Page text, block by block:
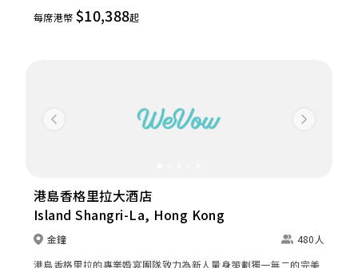
每席港幣 $10,388起
Previous Next
港島香格里拉大酒店
Island Shangri-La, Hong Kong
金鐘
480人
港島香格里拉的專業婚宴團隊致力為新人量身策劃獨一無二的完美